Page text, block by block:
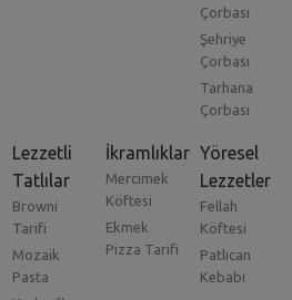
Çorbası
Şehriye
Çorbası
Tarhana
Çorbası
Lezzetli
Tatlılar
Browni
Tarifi
Mozaik
Pasta
İkramlıklar
Mercimek
Köftesi
Ekmek
Pizza Tarifi
Yöresel
Lezzetler
Fellah
Köftesi
Patlıcan
Kebabı